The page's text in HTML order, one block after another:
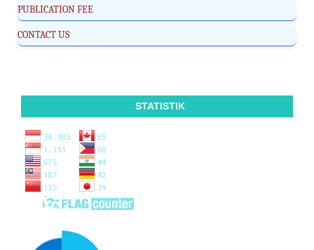
PUBLICATION FEE
CONTACT US
STATISTIK